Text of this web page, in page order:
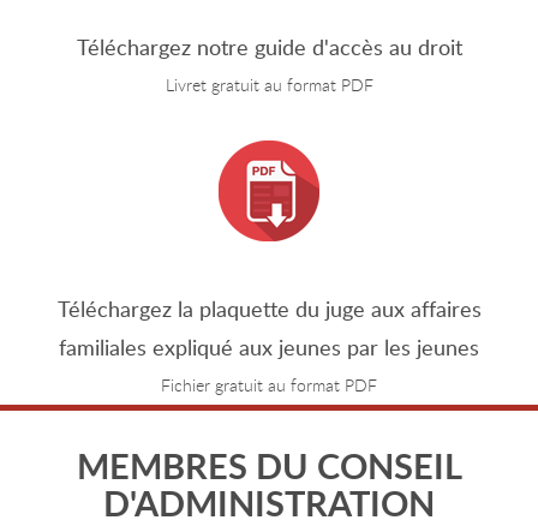
Téléchargez notre guide d'accès au droit
Livret gratuit au format PDF
Téléchargez la plaquette du juge aux affaires
familiales expliqué aux jeunes par les jeunes
Fichier gratuit au format PDF
MEMBRES DU CONSEIL
D'ADMINISTRATION